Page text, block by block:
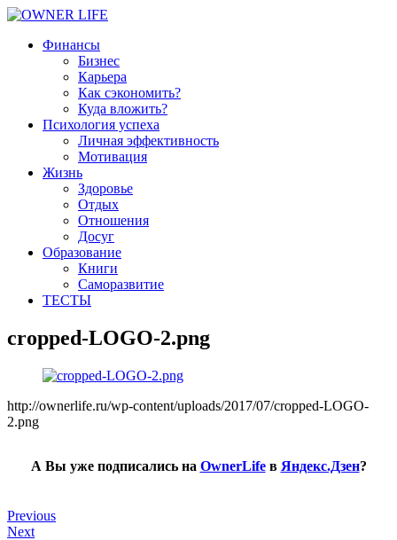
Финансы
Бизнес
Карьера
Как сэкономить?
Куда вложить?
Психология успеха
Личная эффективность
Мотивация
Жизнь
Здоровье
Отдых
Отношения
Досуг
Образование
Книги
Саморазвитие
ТЕСТЫ
cropped-LOGO-2.png
http://ownerlife.ru/wp-content/uploads/2017/07/cropped-LOGO-
2.png
А Вы уже подписались на OwnerLifeв Яндекс.Дзен?
Previous
Next